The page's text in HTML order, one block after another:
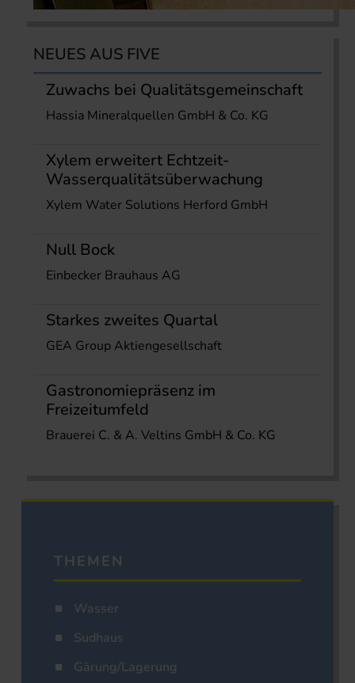
NEUES AUS FIVE
Zuwachs bei Qualitätsgemeinschaft
Hassia Mineralquellen GmbH & Co. KG
Xylem erweitert Echtzeit-
Wasserqualitätsüberwachung
Xylem Water Solutions Herford GmbH
Null Bock
Einbecker Brauhaus AG
Starkes zweites Quartal
GEA Group Aktiengesellschaft
Gastronomiepräsenz im
Freizeitumfeld
Brauerei C. & A. Veltins GmbH & Co. KG
THEMEN
Wasser
Sudhaus
Gärung/Lagerung